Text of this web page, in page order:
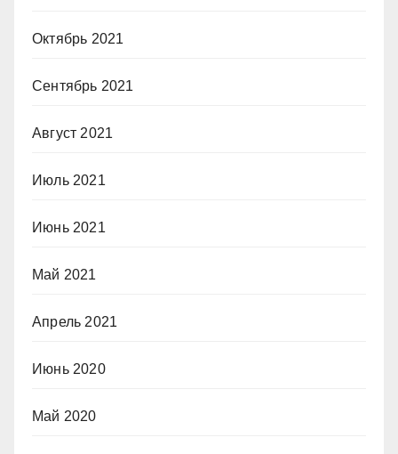
Октябрь 2021
Сентябрь 2021
Август 2021
Июль 2021
Июнь 2021
Май 2021
Апрель 2021
Июнь 2020
Май 2020